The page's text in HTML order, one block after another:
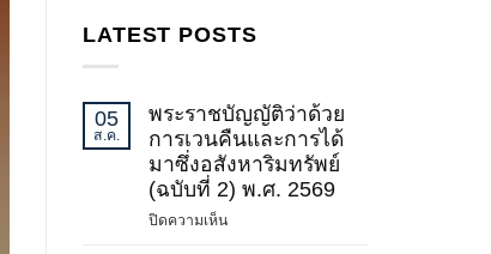
LATEST POSTS
05
ส.ค.
พระราชบัญญัติว่าด้วย
การเวนคืนและการได้
มาซึ่งอสังหาริมทรัพย์
(ฉบับที่ 2) พ.ศ. 2569
ปิดความเห็นบน